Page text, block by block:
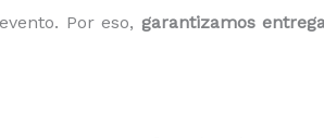
Por eso, garantizamos